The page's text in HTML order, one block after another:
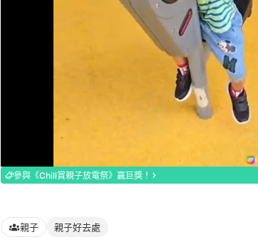
100.00%
參與《Chill賞親子放電祭》贏巨獎！
親子 親子好去處